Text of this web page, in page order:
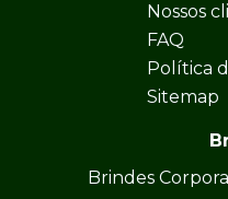
Nossos
FAQ
Política
Sitemap
Brindes